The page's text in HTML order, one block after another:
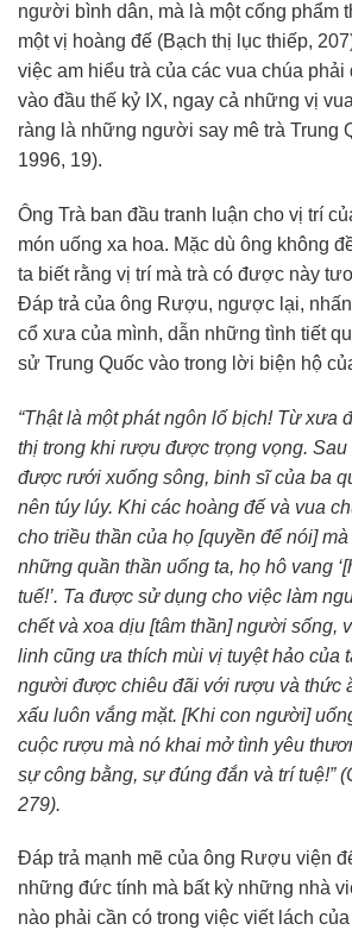
người bình dân, mà là mộtcống phẩm
một vị hoàng đế (Bạch thị lục thiếp,
việc am hiểu trà của các vua chúa phải
vào đầu thế kỷ IX, ngay cả những vị
ràng là những người say mê trà Trung
1996, 19).
Ông Trà ban đầu tranh luận cho vị trí
món uống xa hoa. Mặc dù ông không
ta biết rằng vị trí mà trà có được này
Đáp trả của ông Rượu, ngược lại,
cổ xưa của mình, dẫn những tình tiết
sử Trung Quốc vào trong lời biện hộ
“Thật là một phát ngôn lố bịch! Từ xưa
thị trong khi rượu được trọng vọng. Sau
được rưới xuống sông, binh sĩ của ba
nên túy lúy. Khi các hoàng đế và vua
cho triều thần của họ [quyền để nói]
những quần thần uống ta, họ hô vang
tuế!’. Ta được sử dụng cho việc làm
chết và xoa dịu [tâm thần] người sống,
linh cũng ưa thích mùi vị tuyệt hảo của
người được chiêu đãi với rượu và thức
xấu luôn vắng mặt. [Khi con người]
cuộc rượu mà nó khai mở tình yêu
sựcông bằng, sựđúng đắn và trí tuệ!”
279).
Đáp trả mạnh mẽ của ông Rượu viện
những đức tính mà bất kỳ những nhà
nào phải cần có trong việc viết lách